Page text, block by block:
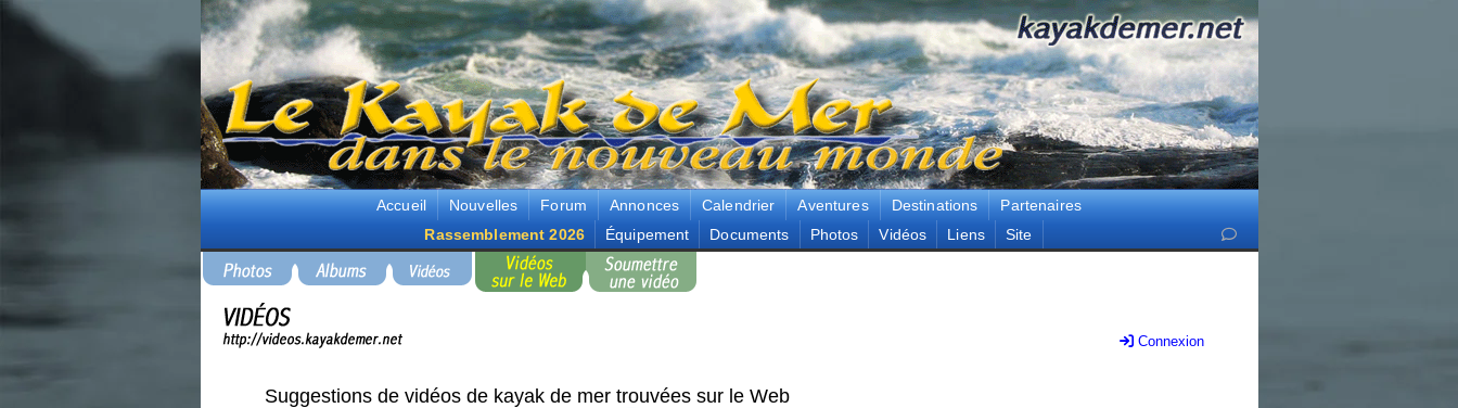
Accueil Nouvelles Forum Annonces Calendrier Aventures Destinations
Partenaires
Rassemblement 2026
Équipement Documents Photos Vidéos Liens Site
Connexion
Suggestions de vidéos de kayak de mer trouvées sur le Web